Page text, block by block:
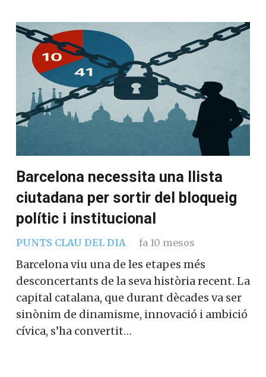
Barcelona necessita una llista
ciutadana per sortir del bloqueig
polític i institucional
PUNTS CLAU DEL DIA fa 10 mesos
Barcelona viu una de les etapes més
desconcertants de la seva història recent. La
capital catalana, que durant dècades va ser
sinònim de dinamisme, innovació i ambició
cívica, s’ha convertit…